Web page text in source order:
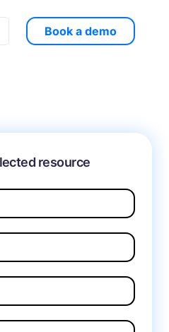
Book a demo
resource